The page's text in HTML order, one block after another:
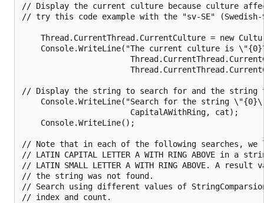
// Display the current culture because culture
// try this code example with the "sv-SE" (Swedish-
Thread.CurrentThread.CurrentCulture = new
Console.WriteLine("The current culture is
// Display the string to search for and the string
Console.WriteLine("Search for the string
                       CapitalAWithRing, cat);
    Console.WriteLine();
// Note that in each of the following searches,
// LATIN CAPITAL LETTER A WITH RING ABOVE in a
// LATIN SMALL LETTER A WITH RING ABOVE. A
// the string was not found.
// Search using different values of
// index and count.